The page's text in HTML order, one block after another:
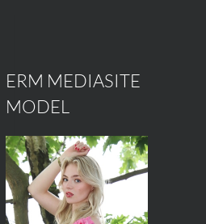
ERM MEDIASITE
MODEL